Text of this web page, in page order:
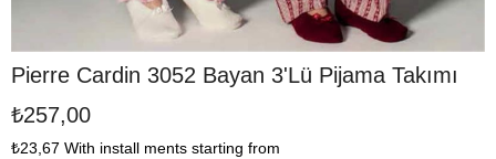
Pierre Cardin 3052 Bayan 3'Lü Pijama Takımı
₺257,00
₺23,67 With install ments starting from